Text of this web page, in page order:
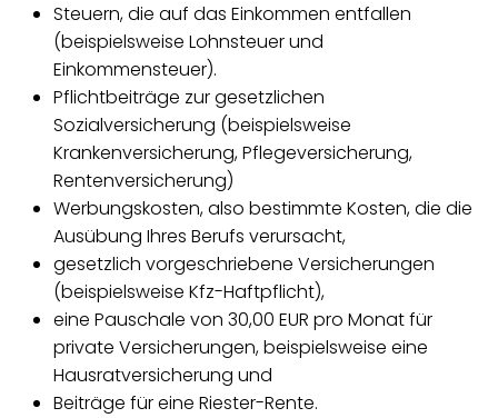
Steuern, die auf das Einkommen entfallen
(beispielsweise Lohnsteuer und
Einkommensteuer).
Pflichtbeiträge zur gesetzlichen
Sozialversicherung (beispielsweise
Krankenversicherung, Pflegeversicherung,
Rentenversicherung)
Werbungskosten, also bestimmte Kosten, die die
Ausübung Ihres Berufs verursacht,
gesetzlich vorgeschriebene Versicherungen
(beispielsweise Kfz-Haftpflicht),
eine Pauschale von 30,00 EUR pro Monat für
private Versicherungen, beispielsweise eine
Hausratversicherung und
Beiträge für eine Riester-Rente.